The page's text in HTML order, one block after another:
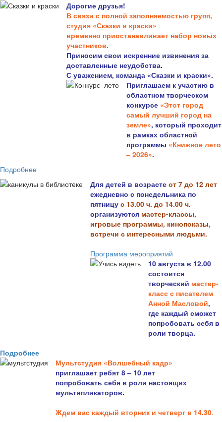
Дорогие друзья!
В связи с полной заполняемостью групп,
студия «Сказки и краски»
временно приостанавливает набор новых
участников.
Приносим свои искренние извинения за
доставленные неудобства.
С уважением, команда «Сказки и краски».
Приглашаем к участию в
областном творческом
конкурсе «Этот город
самый лучший город на
земле», который проходит
в рамках областной
программы «Книжное лето
– 2026».
Подробнее
Для детей в возрасте от 7 до 12 лет
ежедневно с понедельника по
пятницу с 13.00 ч. до 14.00 ч.
организуются мастер-классы,
игровые программы, кинопоказы,
встречи с интересными людьми.
Программа мероприятий
10 августа в 12.00
состоится
творческий мастер-
класс с писателем
Анной Масловой,
где каждый сможет
попробовать себя в
роли творца.
Подробнее
Мультстудия «Волшебный кадр»
приглашает ребят 8 – 10 лет
попробовать себя в роли настоящих
мультипликаторов.
Ждем вас каждый вторник и четверг в 14.30.